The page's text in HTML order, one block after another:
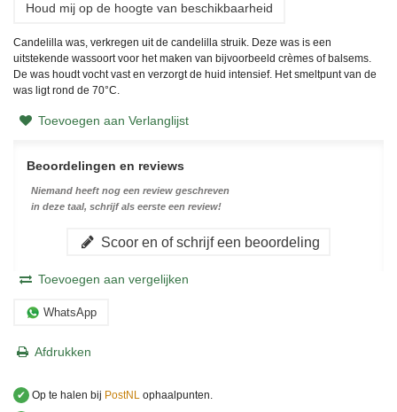
Houd mij op de hoogte van beschikbaarheid
Candelilla was, verkregen uit de candelilla struik. Deze was is een
uitstekende wassoort voor het maken van bijvoorbeeld crèmes of balsems.
De was houdt vocht vast en verzorgt de huid intensief. Het smeltpunt van de
was ligt rond de 70°C.
Toevoegen aan Verlanglijst
Beoordelingen en reviews
Niemand heeft nog een review geschreven
in deze taal, schrijf als eerste een review!
Scoor en of schrijf een beoordeling
Toevoegen aan vergelijken
WhatsApp
Afdrukken
✔ Op te halen bij PostNL ophaalpunten.